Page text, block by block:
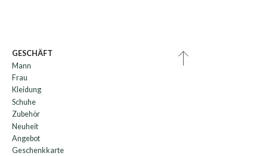
GESCHÄFT
Mann
Frau
Kleidung
Schuhe
Zubehör
Neuheit
Angebot
Geschenkkarte